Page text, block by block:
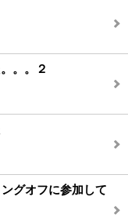
。。２
グオフに参加して